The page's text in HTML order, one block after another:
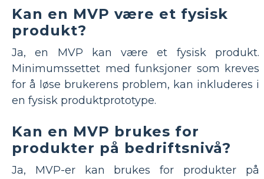
Kan en MVP være et fysisk
produkt?
Ja, en MVP kan være et fysisk produkt.
Minimumssettet med funksjoner som kreves
for å løse brukerens problem, kan inkluderes i
en fysisk produktprototype.
Kan en MVP brukes for
produkter på bedriftsnivå?
Ja, MVP-er kan brukes for produkter på